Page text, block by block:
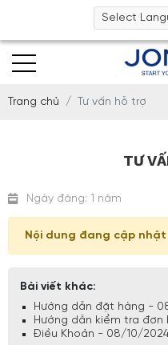
Trang chủ Tư vấn hỗ trợ
TƯ
Ngày đăng: 1 năm
Nội dung đang cập nhật
Bài viết khác:
Hướng dẫn đặt hàng -
Hướng dẫn kiểm tra
Điều Khoản - 08/10/